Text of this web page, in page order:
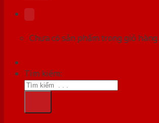
Chưa có sản phẩm trong giỏ hàng.
Tìm kiếm: